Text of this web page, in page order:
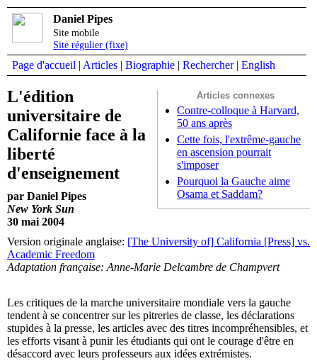
Daniel Pipes
Site mobile
Site régulier (fixe)
Page d'accueil | Articles | Biographie | Rechercher| English
Articles connexes
Contre-colloque à Harvard,
50 ans après
Cette fois, l'extrême-gauche
en ascension pourrait
s'imposer
Pourquoi la Gauche aime
Osama et Saddam?
L'édition
universitaire de
Californie face à la
liberté
d'enseignement
par Daniel Pipes
New York Sun
30 mai 2004
Version originale anglaise: [The University of] California [Press] vs.
Academic Freedom
Adaptation française: Anne-Marie Delcambre de Champvert
Les critiques de la marche universitaire mondiale vers la gauche
tendent à se concentrer sur les pitreries de classe, les déclarations
stupides à la presse, les articles avec des titres incompréhensibles, et
les efforts visant à punir les étudiants qui ont le courage d'être en
désaccord avec leurs professeurs aux idées extrémistes.